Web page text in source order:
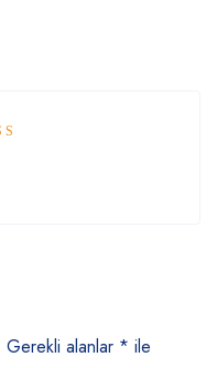
Gerekli alanlar * ile